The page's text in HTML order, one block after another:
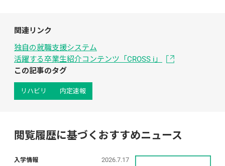
関連リンク
独自の就職支援システム
活躍する卒業生紹介コンテンツ「CROSS i」
この記事のタグ
リハビリ 内定速報
閲覧履歴に基づくおすすめニュース
入学情報 2026.7.17